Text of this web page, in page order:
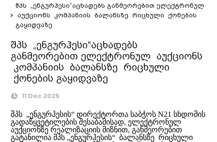
შპს „ენგურჰესი“აცხადებს განმეორებით ელექტრონულ
აუქციონს კომპანიის ბალანსზე რიცხული ქონების
გაყიდვაზე
შპს „ენგურჰესი“აცხადებს
განმეორებით ელექტრონულ აუქციონს
კომპანიის ბალანსზე რიცხული
ქონების გაყიდვაზე
11 Dec 2025
შპს „ენგურჰესის“ დირექტორთა საბჭოს N21 სხდომის
გადაწყვეტილების შესაბამისად, ელექტრონულ
აუქციონზე რეალიზაციის მიზნით, განმეორებით
გატანილია შპს „ენგურჰესის“ ბალანსზე რიცხული